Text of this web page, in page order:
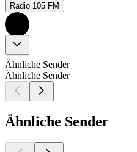
Radio 105 FM
Ähnliche Sender
Ähnliche Sender
Ähnliche Sender